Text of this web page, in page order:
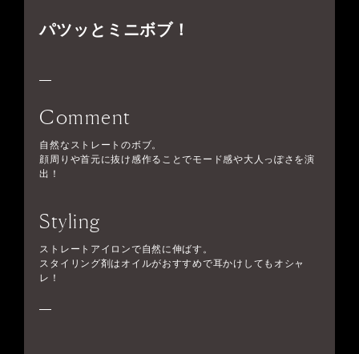
パツッとミニボブ！
Comment
自然なストレートのボブ。
顔周りや首元に抜け感作ることでモード感や大人っぽさを演
出！
Styling
ストレートアイロンで自然に伸ばす。
スタイリング剤はオイルがおすすめで耳かけしてもオシャ
レ！